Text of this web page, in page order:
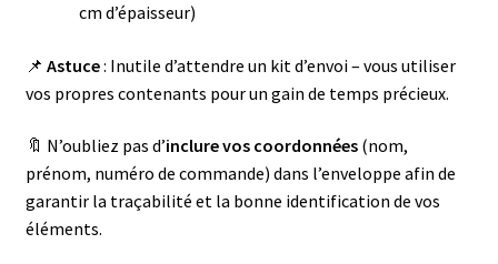
cm d’épaisseur)
📌 Astuce: Inutile d’attendre un kit d’envoi – vous utiliser
vos propres contenants pour un gain de temps précieux.
🔖 N’oubliez pas d’inclure vos coordonnées(nom,
prénom, numéro de commande) dans l’enveloppe afin de
garantir la traçabilité et la bonne identification de vos
éléments.